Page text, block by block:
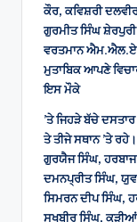
ਕੌਰ, ਕਵਿਸ਼ਰੀ
ਗੁਰਮੀਤ ਸਿੰਘ
ਵਰਤਮਾਨ
ਮੁਤਾਬਿਕ ਆਪਣੇ
ਇਸ ਮੌਕੇ
’ਤੇ ਜਿਹੜੇ ਬੱਚੇ
ਤੇ ਤੀਜੇ ਸਥਾਨ ’ਤੇ
ਗੁਰਯੈਜ ਸਿੰਘ,
ਦਮਨਪ੍ਰੀਤ ਸਿੰਘ,
ਸਿਮਰਨ ਦੀਪ ਸਿੰਘ,
ਸੁਖਬੀਰ ਸਿੰਘ,